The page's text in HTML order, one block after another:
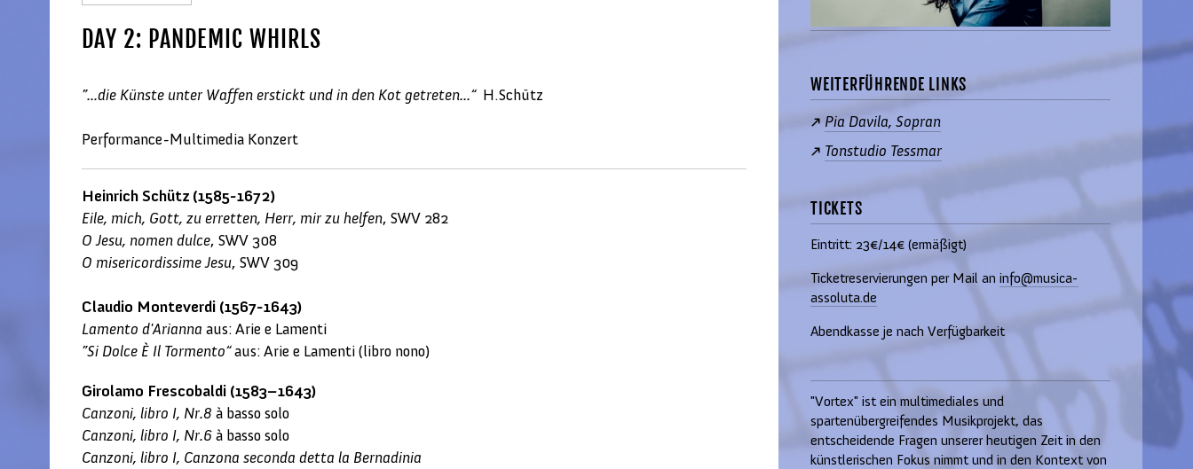
DAY 2: PANDEMIC WHIRLS
”...die Künste unter Waffen erstickt und in den Kot getreten...“H.Schütz
Performance-Multimedia Konzert
Heinrich Schütz (1585-1672)
Eile, mich, Gott, zu erretten, Herr, mir zu helfen, SWV 282
O Jesu, nomen dulce, SWV 308
O misericordissime Jesu, SWV 309
Claudio Monteverdi (1567-1643)
Lamento d'Arianna aus: Arie e Lamenti
”Si Dolce È Il Tormento“aus: Arie e Lamenti (libro nono)
Girolamo Frescobaldi (1583–1643)
Canzoni, libro I, Nr.8 à basso solo
Canzoni, libro I, Nr.6à basso solo
Canzoni, libro I, Canzona seconda detta la Bernadinia
WEITERFÜHRENDE LINKS
Pia Davila, Sopran
Tonstudio Tessmar
TICKETS
Eintritt: 23€/14€ (ermäßigt)
Ticketreservierungen per Mail an info@musica-
assoluta.de
Abendkasse je nach Verfügbarkeit
"Vortex" ist ein multimediales und
spartenübergreifendes Musikprojekt, das
entscheidende Fragen unserer heutigen Zeit in den
künstlerischen Fokus nimmt und in den Kontext von